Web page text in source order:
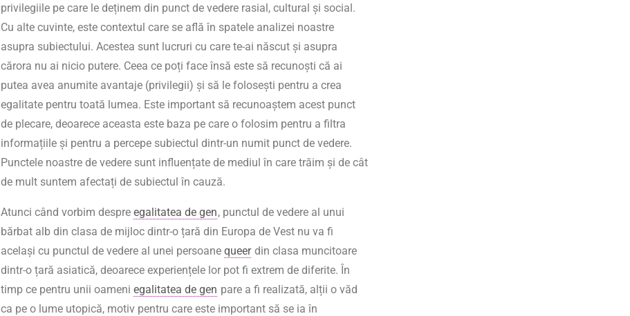
privilegiile pe care le deținem din punct de vedere rasial, cultural și social.
Cu alte cuvinte, este contextul care se află în spatele analizei noastre
asupra subiectului. Acestea sunt lucruri cu care te-ai născut și asupra
cărora nu ai nicio putere. Ceea ce poți face însă este să recunoști că ai
putea avea anumite avantaje (privilegii) și să le folosești pentru a crea
egalitate pentru toată lumea. Este important să recunoaștem acest punct
de plecare, deoarece aceasta este baza pe care o folosim pentru a filtra
informațiile și pentru a percepe subiectul dintr-un numit punct de vedere.
Punctele noastre de vedere sunt influențate de mediul în care trăim și de cât
de mult suntem afectați de subiectul în cauză.
Atunci când vorbim despreegalitatea de gen, punctul de vedere al unui
bărbat alb din clasa de mijloc dintr-o țară din Europa de Vest nu va fi
același cu punctul de vedere al unei persoanequeer din clasa muncitoare
dintr-o țară asiatică, deoarece experiențele lor pot fi extrem de diferite. În
timp ce pentru unii oameniegalitatea de gen pare a fi realizată, alții o văd
ca pe o lume utopică, motiv pentru care este important să se ia în